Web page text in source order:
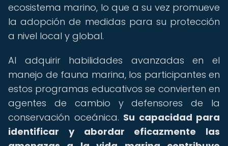
ecosistema marino, lo que a su vez promueve
la adopción de medidas para su protección
a nivel local y global.
Al adquirir habilidades avanzadas en el
manejo de fauna marina, los participantes en
estos programas educativos se convierten en
agentes de cambio y defensores de la
conservación oceánica. Su capacidad para
identificar y abordar eficazmente las